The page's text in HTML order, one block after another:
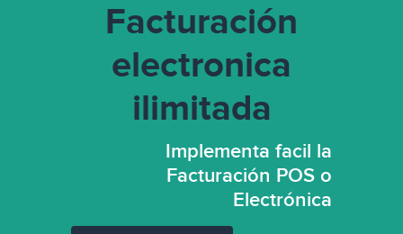
Facturación
electronica
ilimitada
Implementa facil la
Facturación POS o
Electrónica